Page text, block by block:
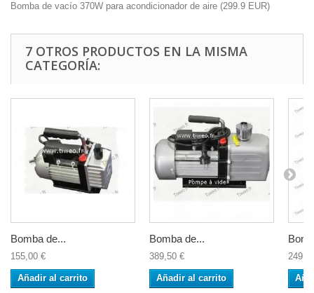
Bomba de vacío 370W para acondicionador de aire (299.9 EUR)
7 OTROS PRODUCTOS EN LA MISMA
CATEGORÍA:
Bomba de...
155,00 €
Añadir al carrito
Bomba de...
389,50 €
Añadir al carrito